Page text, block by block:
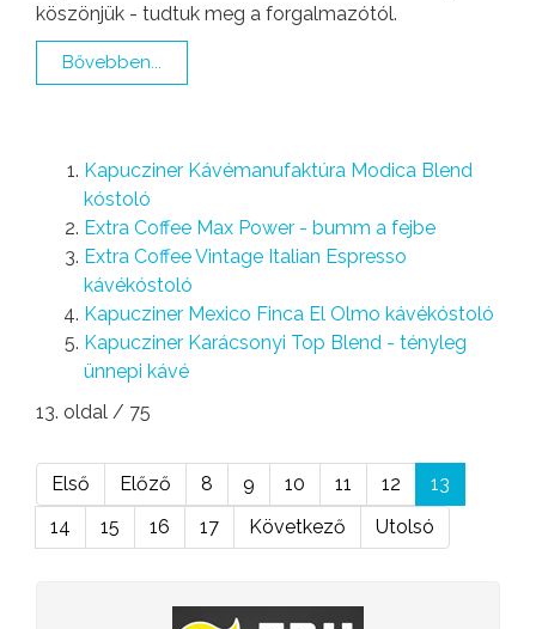
köszönjük - tudtuk meg a forgalmazótól.
Bővebben...
Kapucziner Kávémanufaktúra Modica Blend
kóstoló
Extra Coffee Max Power - bumm a fejbe
Extra Coffee Vintage Italian Espresso
kávékóstoló
Kapucziner Mexico Finca El Olmo kávékóstoló
Kapucziner Karácsonyi Top Blend - tényleg
ünnepi kávé
13. oldal / 75
Első Előző 8 9 10 11 12
13
14
15 16 17 Következő Utolsó